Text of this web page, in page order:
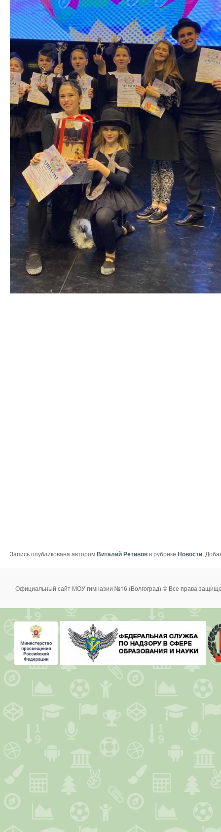
Запись опубликована авторомВиталий Ретивовв рубрике Новости.
Официальный сайт МОУ гимназии №16 (Волгоград) © Все права